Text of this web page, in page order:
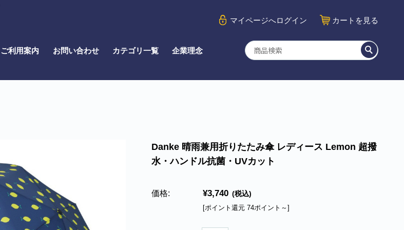
マイページへログイン カート を見る
ご利用案内 お問い合わせ カテゴリ一覧 企業理念
Danke 晴雨兼用折りたたみ傘 レディース Lemon 超撥
水・ハンドル抗菌・UVカット
価格: ¥3,740 (税込)
[ポイント還元 74ポイント～]